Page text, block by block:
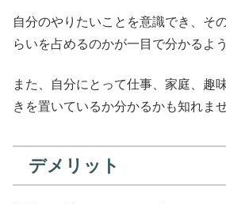
自分のやりたいことを意識でき、そ
らいを占めるのかが一目で分かるよ
また、自分にとって仕事、家庭、趣
きを置いているか分かるかも知れませ
デメリット